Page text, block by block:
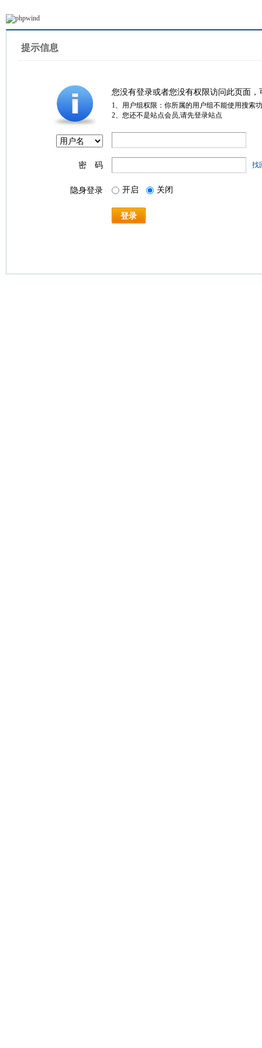
提示信息
您没有登录或者您没有权限访问此页面
1、用户组权限：你所属的用户组不能使用搜索
2、您还不是站点会员,请先登录站点
密 码 找
隐身登录 开启 关闭
登录